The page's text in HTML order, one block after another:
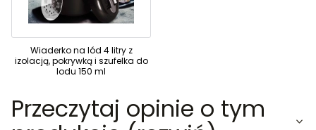
Wiaderko na lód 4 litry z
izolacją, pokrywką i szufelka do
lodu 150 ml
Przeczytaj opinie o tym